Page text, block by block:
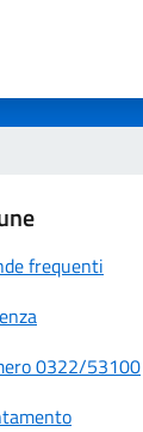
su 5
su 5
5
frequenti
0322/53100